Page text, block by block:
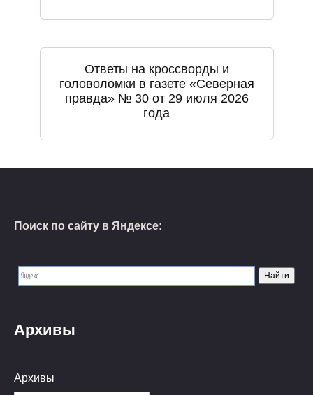
Ответы на кроссворды и
головоломки в газете «Северная
правда» № 30 от 29 июля 2026
года
Поиск по сайту в Яндексе:
Архивы
Архивы